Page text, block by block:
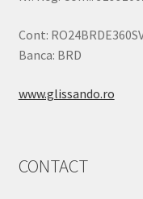
Cont:
Banca: BRD
www.glissando.ro
CONTACT